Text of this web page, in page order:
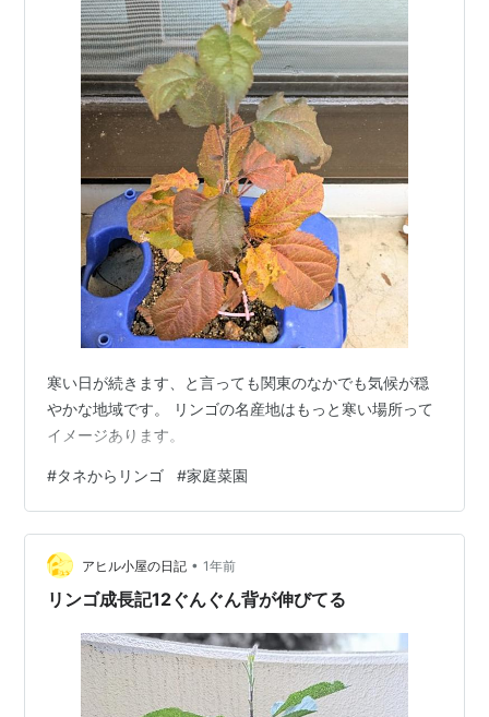
寒い日が続きます、と言っても関東のなかでも気候が穏
やかな地域です。 リンゴの名産地はもっと寒い場所って
イメージあります。
#タネからリンゴ #家庭菜園
アヒル小屋の日記 • 1年前
リンゴ成長記12ぐんぐん背が伸びてる